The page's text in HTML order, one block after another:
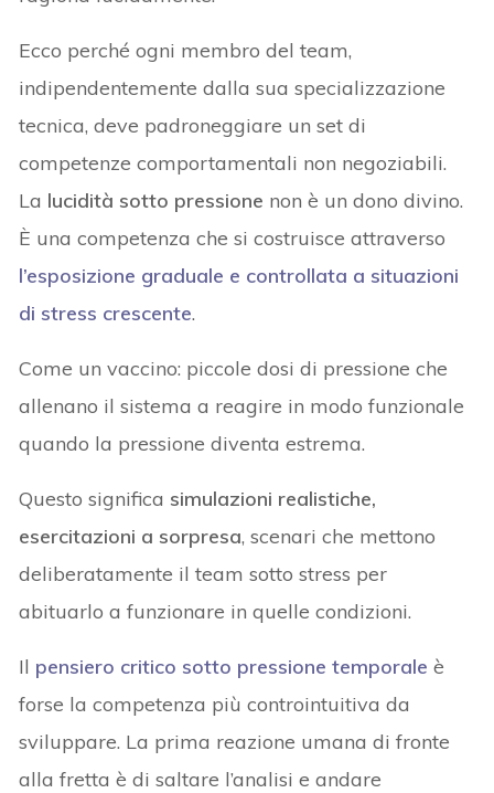
Ecco perché ogni membro del team,
indipendentemente dalla sua specializzazione
tecnica, deve padroneggiare un set di
competenze comportamentali non negoziabili.
La lucidità sotto pressione non è un dono divino.
È una competenza che si costruisce attraverso
l’esposizione graduale e controllata a situazioni
di stress crescente.
Come un vaccino: piccole dosi di pressione che
allenano il sistema a reagire in modo funzionale
quando la pressione diventa estrema.
Questo significa simulazioni realistiche,
esercitazioni a sorpresa, scenari che mettono
deliberatamente il team sotto stress per
abituarlo a funzionare in quelle condizioni.
Il pensiero critico sotto pressione temporale è
forse la competenza più controintuitiva da
sviluppare. La prima reazione umana di fronte
alla fretta è di saltare l’analisi e andare